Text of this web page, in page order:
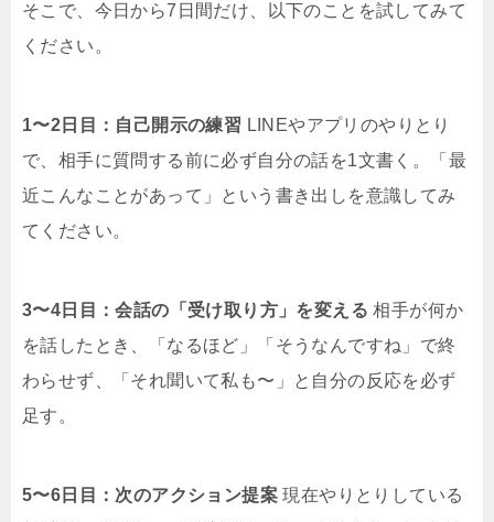
そこで、今日から7日間だけ、以下のことを試してみて
ください。
1〜2日目：自己開示の練習 LINEやアプリのやりとり
で、相手に質問する前に必ず自分の話を1文書く。「最
近こんなことがあって」という書き出しを意識してみ
てください。
3〜4日目：会話の「受け取り方」を変える 相手が何か
を話したとき、「なるほど」「そうなんですね」で終
わらせず、「それ聞いて私も〜」と自分の反応を必ず
足す。
5〜6日目：次のアクション提案 現在やりとりしている